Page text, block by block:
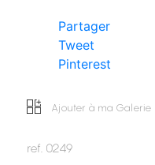
Partager
Tweet
Pinterest
Ajouter à ma Galerie
ref. 0249